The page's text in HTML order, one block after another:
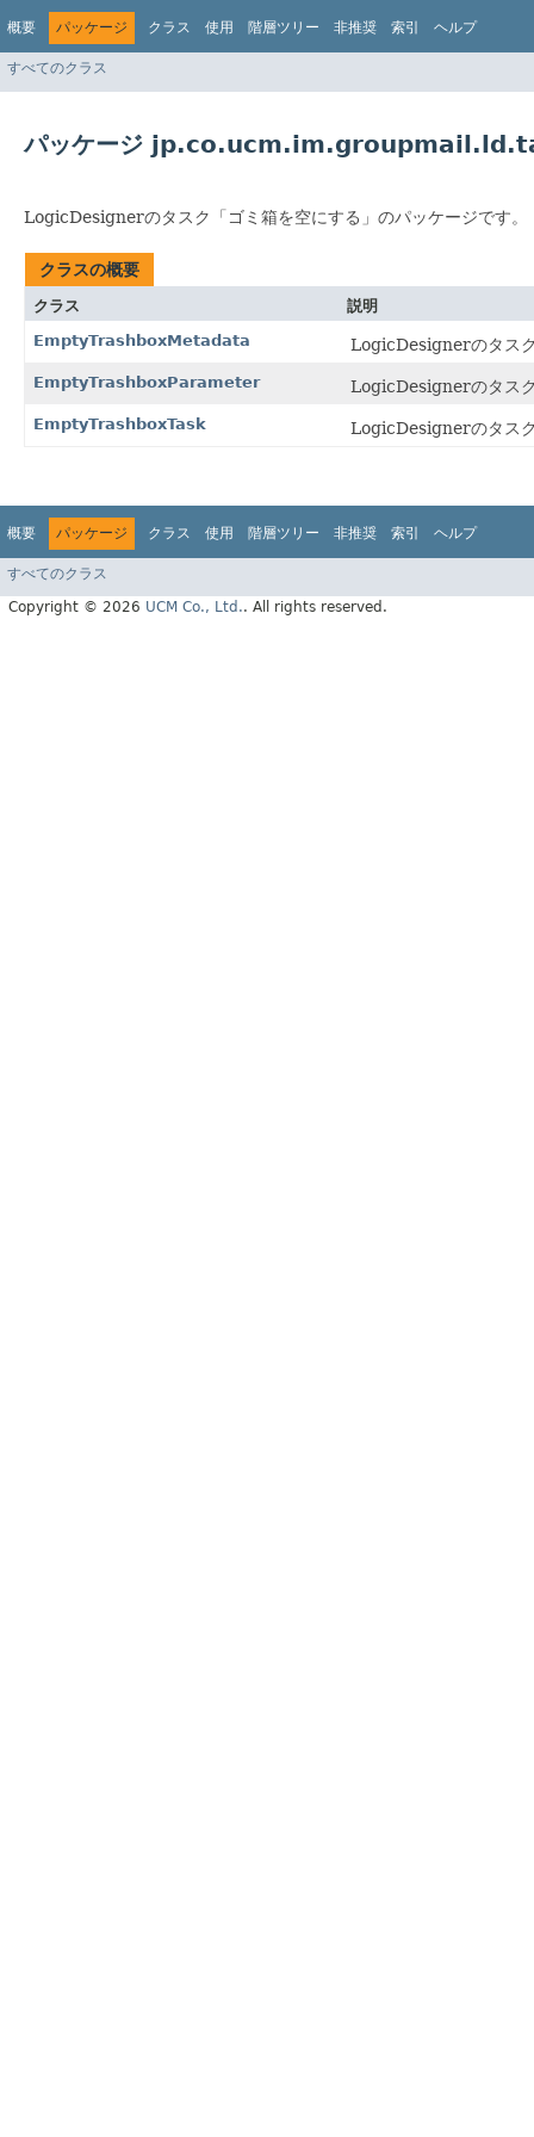
概要 パッケージ クラス 使用 階層ツリー 非推奨 索引 ヘルプ
すべてのクラス
パッケージ
LogicDesignerのタスク「ゴミ箱を空にする」のパッケージです。
クラスの概要
クラス
説明
EmptyTrashboxMetadata
LogicDesignerのタス
EmptyTrashboxParameter LogicDesignerのタス
EmptyTrashboxTask LogicDesignerのタス
概要 パッケージ クラス 使用 階層ツリー 非推奨 索引 ヘルプ
すべてのクラス
Copyright © 2026 UCM Co., Ltd.. All rights reserved.